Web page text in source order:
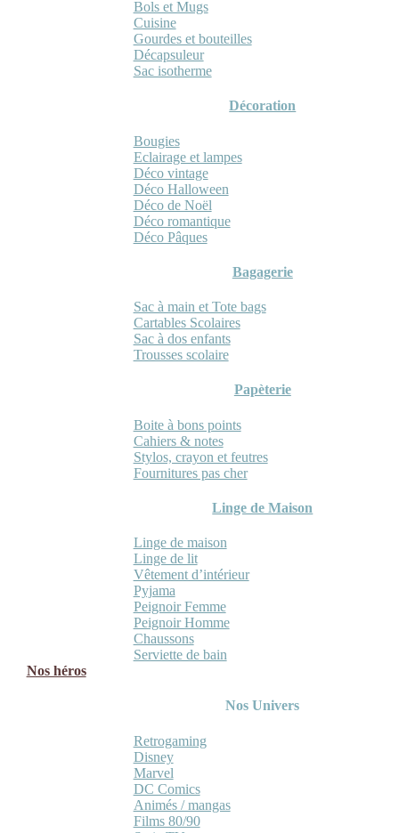
Bols et Mugs
Cuisine
Gourdes et bouteilles
Décapsuleur
Sac isotherme
Décoration
Bougies
Eclairage et lampes
Déco vintage
Déco Halloween
Déco de Noël
Déco romantique
Déco Pâques
Bagagerie
Sac à main et Tote bags
Cartables Scolaires
Sac à dos enfants
Trousses scolaire
Papèterie
Boite à bons points
Cahiers & notes
Stylos, crayon et feutres
Fournitures pas cher
Linge de Maison
Linge de maison
Linge de lit
Vêtement d’intérieur
Pyjama
Peignoir Femme
Peignoir Homme
Chaussons
Serviette de bain
Nos héros
Nos Univers
Retrogaming
Disney
Marvel
DC Comics
Animés / mangas
Films 80/90